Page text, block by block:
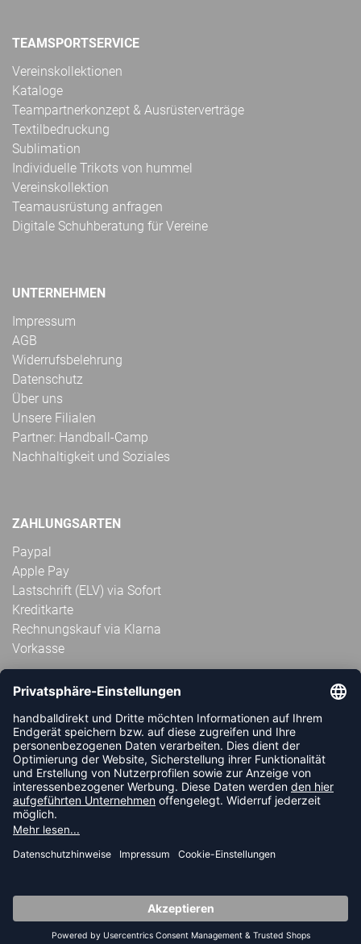
TEAMSPORTSERVICE
Vereinskollektionen
Kataloge
Teampartnerkonzept & Ausrüsterverträge
Textilbedruckung
Sublimation
Individuelle Trikots von hummel
Vereinskollektion
Teamausrüstung anfragen
Digitale Schuhberatung für Vereine
UNTERNEHMEN
Impressum
AGB
Widerrufsbelehrung
Datenschutz
Über uns
Unsere Filialen
Partner: Handball-Camp
Nachhaltigkeit und Soziales
ZAHLUNGSARTEN
Paypal
Apple Pay
Lastschrift (ELV) via Sofort
Kreditkarte
Rechnungskauf via Klarna
Vorkasse
ABONNIERE JETZT DEN KOSTENLOSEN
HANDBALLDIREKT-NEWSLETTER UND VERPASSE KEINE
NEUIGKEIT ODER AKTION MEHR.
JETZT ANMELDEN